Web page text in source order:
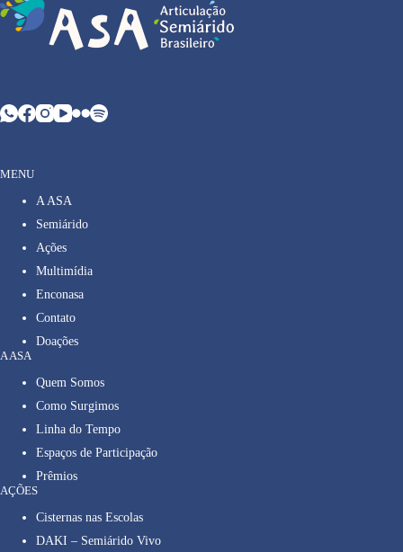
MENU
A ASA
Semiárido
Ações
Multimídia
Enconasa
Contato
Doações
A ASA
Quem Somos
Como Surgimos
Linha do Tempo
Espaços de Participação
Prêmios
AÇÕES
Cisternas nas Escolas
DAKI – Semiárido Vivo